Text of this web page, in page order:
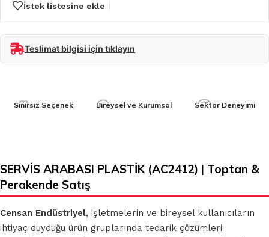
İstek listesine ekle
Teslimat bilgisi için tıklayın
Sınırsız Seçenek Bireysel ve Kurumsal Sektör Deneyimi
SERVİS ARABASI PLASTİK (AC2412) | Toptan &
Perakende Satış
Censan Endüstriyel, işletmelerin ve bireysel kullanıcıların
ihtiyaç duyduğu ürün gruplarında tedarik çözümleri